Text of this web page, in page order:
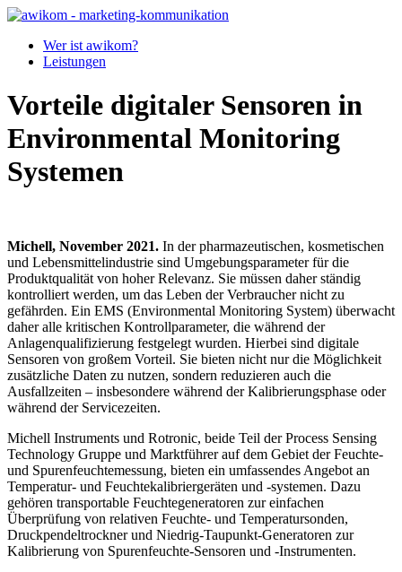
Wer ist awikom?
Leistungen
Vorteile digitaler Sensoren in
Environmental Monitoring
Systemen
Michell, November 2021. In der pharmazeutischen, kosmetischen
und Lebensmittelindustrie sind Umgebungs­parameter für die
Produktqualität von hoher Relevanz. Sie müssen daher ständig
kontrolliert werden, um das Leben der Verbraucher nicht zu
gefährden. Ein EMS (Environmental Monitoring System) überwacht
daher alle kritischen Kontrollparameter, die während der
Anlagenqualifizierung festgelegt wurden. Hierbei sind digitale
Sensoren von großem Vorteil. Sie bieten nicht nur die Möglichkeit
zusätzliche Daten zu nutzen, sondern reduzieren auch die
Ausfallzeiten – insbesondere während der Kalibrierungsphase oder
während der Servicezeiten.
Michell Instruments und Rotronic, beide Teil der Process Sensing
Technology Gruppe und Marktführer auf dem Gebiet der Feuchte-
und Spurenfeuchtemessung, bieten ein umfassendes Angebot an
Temperatur- und Feuchtekalibriergeräten und -systemen. Dazu
gehören transportable Feuchtegeneratoren zur einfachen
Überprüfung von relativen Feuchte- und Temperatursonden,
Druckpendeltrockner und Niedrig-Taupunkt-Generatoren zur
Kalibrierung von Spurenfeuchte-Sensoren und -Instrumenten.